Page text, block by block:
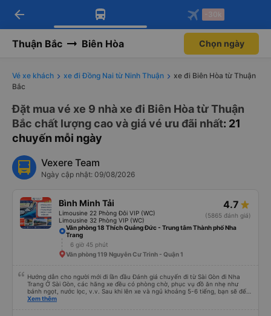
Tải app Vexere ngay!
Nhận ưu đãi thành viên độc
Mở app
Tải app Vexere
-30k/ghế khi đặt vé máy bay qua
Mở app
arrow_back -30k
Thuận Bắc Biên Hòa Chọn ngày
Vé xe khách xe đi Đồng Nai từ Ninh Thuận
xe đi Biên Hòa từ Thuận
Bắc
Đặt mua vé xe 9 nhà xe đi Biên Hòa từ Thuận
Bắc chất lượng cao và giá vé ưu đãi nhất: 21
chuyến mỗi ngày
Vexere Team
Ngày cập nhật: 09/08/2026
Bình Minh Tải
Limousine 22 Phòng Đôi VIP (WC)
Limousine 32 Phòng VIP (WC)
4.7
(5865 đánh giá)
Văn phòng 18 Thích Quảng Đức - Trung tâm Thành phố Nha
Trang
6 giờ 45 phút
Văn phòng 119 Nguyễn Cư Trinh - Quận 1
Hướng dẫn cho người mới đi lần đầu Đánh giá chuyến đi từ Sài Gòn đi Nha
Trang Ở Sài Gòn, các hãng xe đều có phòng chờ, phục vụ đồ ăn nhẹ như
bánh ngọt, nước lọc, v.v. Sau khi lên xe và ngủ khoảng 5-6 tiếng, bạn sẽ đến
Nha Trang. Ở Nha Trang, các hãng xe có dịch vụ đưa đón miễn phí, tuy
Xem thêm